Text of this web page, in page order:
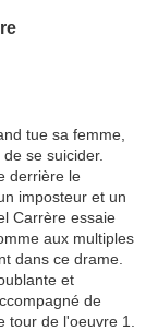
tue sa femme,
se suicider.
derrière le
imposteur et un
Carrère essaie
aux multiples
dans ce drame.
et
de
de l'oeuvre 1.